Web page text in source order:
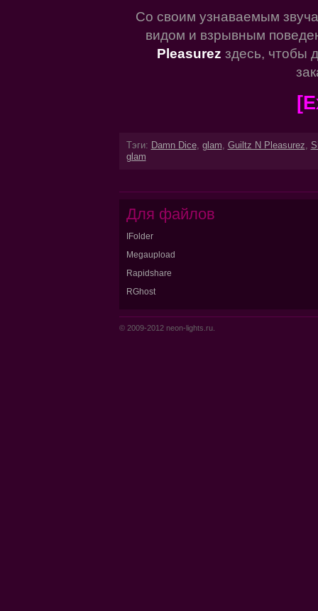
Со своим узнаваемым
видом и взрывным
Pleasurez здесь, чтобы
Тэги: Damn Dice, glam, Guiltz N Pleasurez,
glam
Для файлов
IFolder
Megaupload
Rapidshare
RGhost
© 2009-2012 neon-lights.ru.